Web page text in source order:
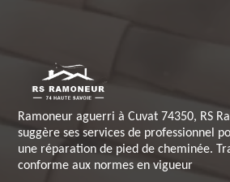
Ramoneur aguerri à Cuvat 74350, RS
suggère ses services de professionnel
une réparation de pied de cheminée.
conforme aux normes en vigueur